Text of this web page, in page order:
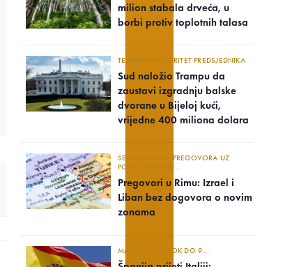
milion stabala drveća, u
borbi protiv toplotnih talasa
TESTIRAN AUTORITET PREDSJEDNIKA
Sud naložio Trampu da
zaustavi izgradnju balske
dvorane u Bijeloj kući,
vrijedne 400 miliona dolara
SEDMA RUNDA PREGOVORA UZ
POSREDOVANJE..
Pregovori u Rimu: Izrael i
Liban bez dogovora o novim
zonama
MADRID DAO ROK DO 9...